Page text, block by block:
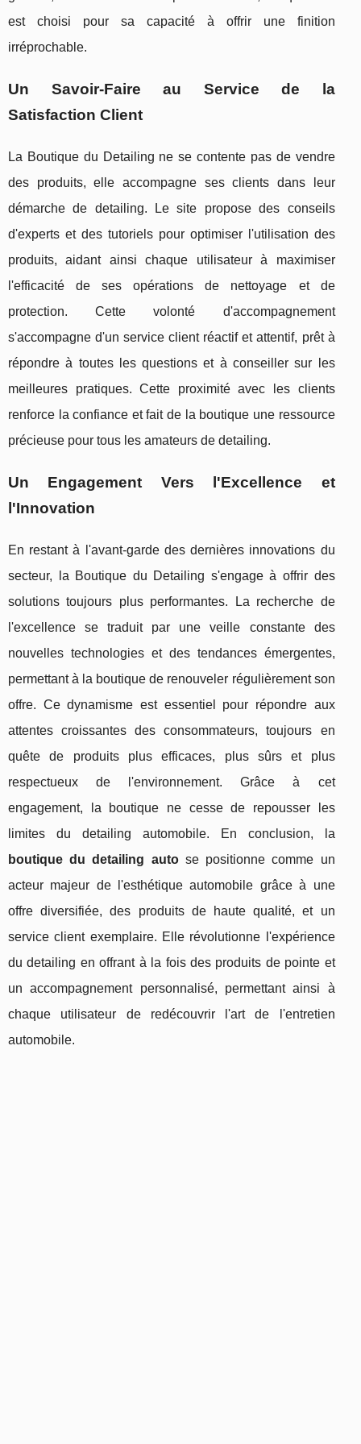
est choisi pour sa capacité à offrir une finition
irréprochable.
Un Savoir-Faire au Service de la
Satisfaction Client
La Boutique du Detailing ne se contente pas de vendre
des produits, elle accompagne ses clients dans leur
démarche de detailing. Le site propose des conseils
d'experts et des tutoriels pour optimiser l'utilisation des
produits, aidant ainsi chaque utilisateur à maximiser
l'efficacité de ses opérations de nettoyage et de
protection. Cette volonté d'accompagnement
s'accompagne d'un service client réactif et attentif, prêt à
répondre à toutes les questions et à conseiller sur les
meilleures pratiques. Cette proximité avec les clients
renforce la confiance et fait de la boutique une ressource
précieuse pour tous les amateurs de detailing.
Un Engagement Vers l'Excellence et
l'Innovation
En restant à l'avant-garde des dernières innovations du
secteur, la Boutique du Detailing s'engage à offrir des
solutions toujours plus performantes. La recherche de
l'excellence se traduit par une veille constante des
nouvelles technologies et des tendances émergentes,
permettant à la boutique de renouveler régulièrement son
offre. Ce dynamisme est essentiel pour répondre aux
attentes croissantes des consommateurs, toujours en
quête de produits plus efficaces, plus sûrs et plus
respectueux de l'environnement. Grâce à cet
engagement, la boutique ne cesse de repousser les
limites du detailing automobile. En conclusion, la
boutique du detailing autose positionne comme un
acteur majeur de l'esthétique automobile grâce à une
offre diversifiée, des produits de haute qualité, et un
service client exemplaire. Elle révolutionne l'expérience
du detailing en offrant à la fois des produits de pointe et
un accompagnement personnalisé, permettant ainsi à
chaque utilisateur de redécouvrir l'art de l'entretien
automobile.